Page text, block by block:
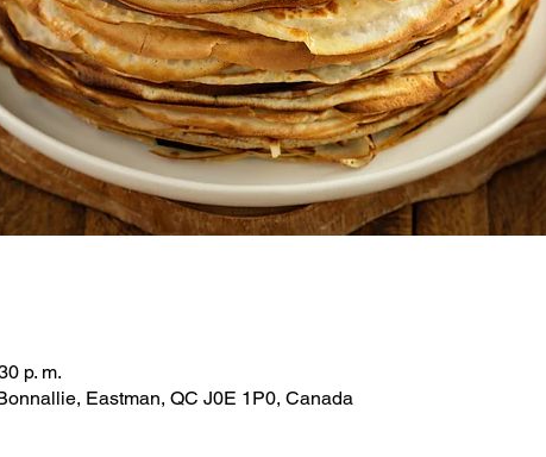
p. m.
Eastman, QC J0E 1P0, Canada